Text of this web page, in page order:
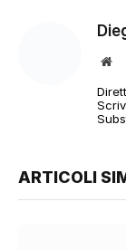
Sito
ARTICOLI